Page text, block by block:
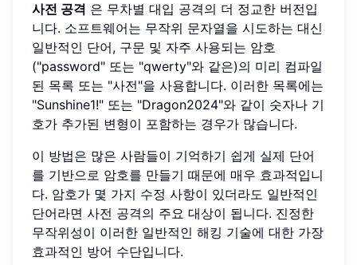
사전 공격 은 무차별 대입 공격의 더 정교한 버전입
니다. 소프트웨어는 무작위 문자열을 시도하는 대신
일반적인 단어, 구문 및 자주 사용되는 암호
("password" 또는 "qwerty"와 같은)의 미리 컴파일
된 목록 또는 "사전"을 사용합니다. 이러한 목록에는
"Sunshine1!" 또는 "Dragon2024"와 같이 숫자나 기
호가 추가된 변형이 포함하는 경우가 많습니다.
이 방법은 많은 사람들이 기억하기 쉽게 실제 단어
를 기반으로 암호를 만들기 때문에 매우 효과적입니
다. 암호가 몇 가지 수정 사항이 있더라도 일반적인
단어라면 사전 공격의 주요 대상이 됩니다. 진정한
무작위성이 이러한 일반적인 해킹 기술에 대한 가장
효과적인 방어 수단입니다.